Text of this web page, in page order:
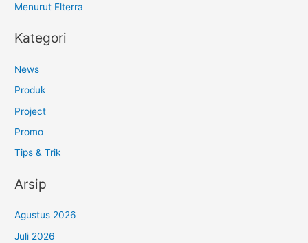
Menurut Elterra
Kategori
News
Produk
Project
Promo
Tips & Trik
Arsip
Agustus 2026
Juli 2026